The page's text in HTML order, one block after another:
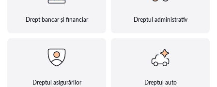
Drept bancar și financiar Dreptul administrativ
Dreptul asigurărilor Dreptul auto